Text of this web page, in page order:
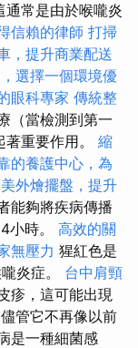
通常是由於喉嚨炎
信賴的律師 打掃
，提升商業配送
選擇一個環境優
眼科專家 傳統整
（當檢測到第一
重要作用。 縮
的養護中心，為
外燴擺盤，提升
能夠將疾病傳播
小時。 高效的關
無壓力 猩紅色是
炎症。 台中肩頸
疹，這可能出現
儘管它不再像以前
是一種細菌感